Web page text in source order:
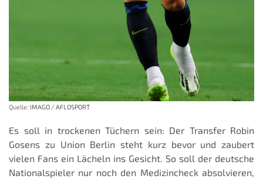
Quelle: IMAGO / AFLOSPORT
Es soll in trockenen Tüchern sein: Der Transfer Robin
Gosens zu Union Berlin steht kurz bevor und zaubert
vielen Fans ein Lächeln ins Gesicht. So soll der deutsche
Nationalspieler nur noch den Medizincheck absolvieren,